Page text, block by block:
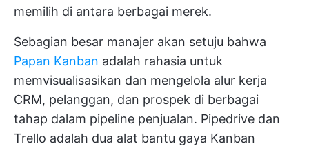
memilih di antara berbagai merek.
Sebagian besar manajer akan setuju bahwa
Papan Kanban adalah rahasia untuk
memvisualisasikan dan mengelola alur kerja
CRM, pelanggan, dan prospek di berbagai
tahap dalam pipeline penjualan. Pipedrive dan
Trello adalah dua alat bantu gaya Kanban